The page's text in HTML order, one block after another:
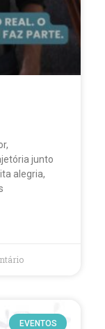
junto
alegria,
EVENTOS